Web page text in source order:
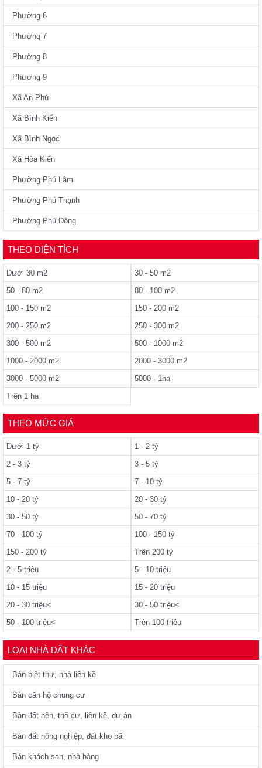
Phường 6
Phường 7
Phường 8
Phường 9
Xã An Phú
Xã Bình Kiến
Xã Bình Ngọc
Xã Hòa Kiến
Phường Phú Lâm
Phường Phú Thạnh
Phường Phú Đông
THEO DIỆN TÍCH
Dưới 30 m2
30 - 50 m2
50 - 80 m2
80 - 100 m2
100 - 150 m2
150 - 200 m2
200 - 250 m2
250 - 300 m2
300 - 500 m2
500 - 1000 m2
1000 - 2000 m2
2000 - 3000 m2
3000 - 5000 m2
5000 - 1ha
Trên 1 ha
THEO MỨC GIÁ
Dưới 1 tỷ
1 - 2 tỷ
2 - 3 tỷ
3 - 5 tỷ
5 - 7 tỷ
7 - 10 tỷ
10 - 20 tỷ
20 - 30 tỷ
30 - 50 tỷ
50 - 70 tỷ
70 - 100 tỷ
100 - 150 tỷ
150 - 200 tỷ
Trên 200 tỷ
2 - 5 triệu
5 - 10 triệu
10 - 15 triệu
15 - 20 triệu
20 - 30 triệu<
30 - 50 triệu<
50 - 100 triệu<
Trên 100 triệu
LOẠI NHÀ ĐẤT KHÁC
Bán biệt thự, nhà liền kề
Bán căn hộ chung cư
Bán đất nền, thổ cư, liền kề, dự án
Bán đất nông nghiệp, đất kho bãi
Bán khách sạn, nhà hàng